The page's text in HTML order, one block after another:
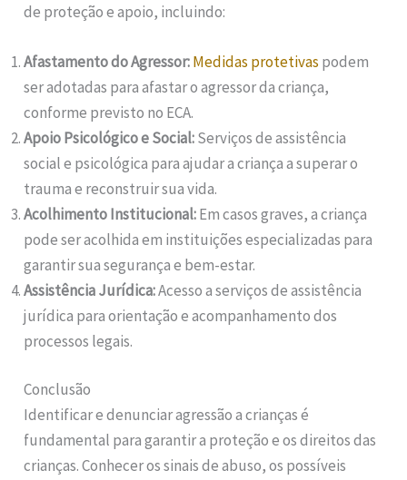
de proteção e apoio, incluindo:
Afastamento do Agressor:Medidas protetivas podem
ser adotadas para afastar o agressor da criança,
conforme previsto no ECA.
Apoio Psicológico e Social:Serviços de assistência
social e psicológica para ajudar a criança a superar o
trauma e reconstruir sua vida.
Acolhimento Institucional:Em casos graves, a criança
pode ser acolhida em instituições especializadas para
garantir sua segurança e bem-estar.
Assistência Jurídica:Acesso a serviços de assistência
jurídica para orientação e acompanhamento dos
processos legais.
Conclusão
Identificar e denunciar agressão a crianças é
fundamental para garantir a proteção e os direitos das
crianças. Conhecer os sinais de abuso, os possíveis